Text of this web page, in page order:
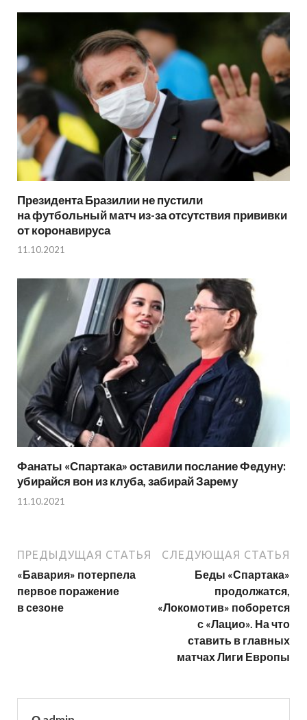
Президента Бразилии не пустили
на футбольный матч из-за отсутствия прививки
от коронавируса
11.10.2021
Фанаты «Спартака» оставили послание Федуну:
убирайся вон из клуба, забирай Зарему
11.10.2021
ПРЕДЫДУЩАЯ СТАТЬЯ
«Бавария» потерпела
первое поражение
в сезоне
СЛЕДУЮЩАЯ СТАТЬЯ
Беды «Спартака»
продолжатся,
«Локомотив» поборется
с «Лацио». На что
ставить в главных
матчах Лиги Европы